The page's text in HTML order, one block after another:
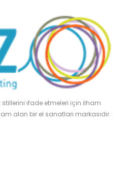
stillerini ifade etmeleri için ilham
alan bir el sanatları markasıdır.